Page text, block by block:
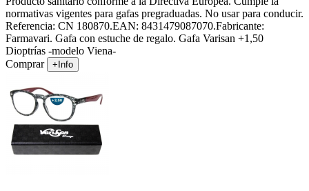
normativas vigentes para gafas pregraduadas. No usar para conducir.
Referencia: CN 180870.EAN: 8431479087070.Fabricante:
Farmavari. Gafa con estuche de regalo. Gafa Varisan +1,50
Dioptrías -modelo Viena-
Comprar
+Info